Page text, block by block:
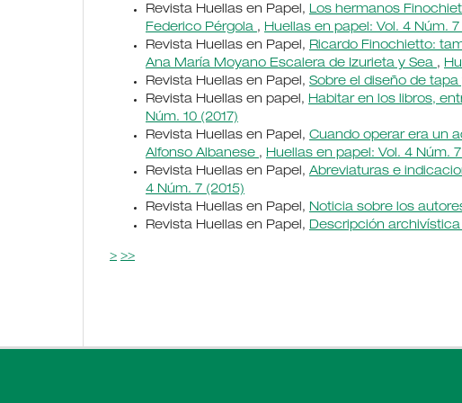
Revista Huellas en Papel, Los hermanos
Federico Pérgola , Huellas en papel: Vol. 4 Núm. 7
Revista Huellas en Papel, Ricardo Finochietto:
Ana María Moyano Escalera de Izurieta y Sea ,
Revista Huellas en Papel, Sobre el diseño de
Revista Huellas en papel, Habitar en los libros,
Núm. 10 (2017)
Revista Huellas en Papel, Cuando operar era un
Alfonso Albanese , Huellas en papel: Vol. 4 Núm. 7
Revista Huellas en Papel, Abreviaturas e
4 Núm. 7 (2015)
Revista Huellas en Papel, Noticia sobre los
Revista Huellas en Papel, Descripción archivística
> >>